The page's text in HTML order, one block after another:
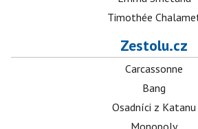
Timothée
Zestolu.cz
Carcassonne
Bang
Osadníci z Katanu
Monopoly